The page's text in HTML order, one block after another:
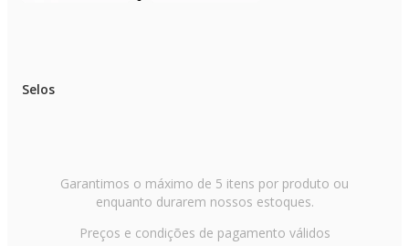
Selos
Garantimos o máximo de 5 itens por produto ou
enquanto durarem nossos estoques.
Preços e condições de pagamento válidos